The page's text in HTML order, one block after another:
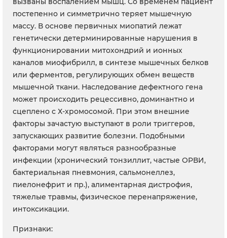
постепенно и симметрично теряет мышечную
массу. В основе первичных миопатий лежат
генетически детерминированные нарушения в
функционировании митохондрий и ионных
каналов миофибрилл, в синтезе мышечных белков
или ферментов, регулирующих обмен веществ
мышечной ткани. Наследование дефектного гена
может происходить рецессивно, доминантно и
сцеплено с Х-хромосомой. При этом внешние
факторы зачастую выступают в роли триггеров,
запускающих развитие болезни. Подобными
факторами могут являться разнообразные
инфекции (хронический тонзиллит, частые ОРВИ,
бактериальная пневмония, сальмонеллез,
пиелонефрит и пр.), алиментарная дистрофия,
тяжелые травмы, физическое перенапряжение,
интоксикации.
Признаки: